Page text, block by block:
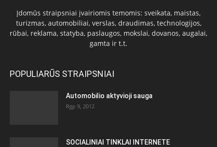
Įdomūs straipsniai įvairiomis temomis: sveikata, maistas,
turizmas, automobiliai, verslas, draudimas, technologijos,
rūbai, reklama, statyba, paslaugos, mokslai, dovanos, augalai,
gamta ir t.t.
POPULIARŪS STRAIPSNIAI
Automobilio aktyvioji sauga
Rgp 9, 2012
SOCIALINIAI TINKLAI INTERNETE